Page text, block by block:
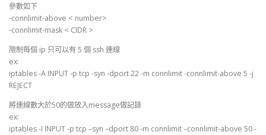
參數如下
-connlimit-above < number>
-connlimit-mask < CIDR >
限制每個 ip 只可以有 5 個 ssh 連線
ex:
iptables -A INPUT -p tcp -syn -dport 22 -m connlimit -connlimit-above 5 -j
REJECT
將連線數大於50的做放入message做記錄
ex:
iptables -I INPUT -p tcp –syn –dport 80 -m connlimit –connlimit-above 50 -